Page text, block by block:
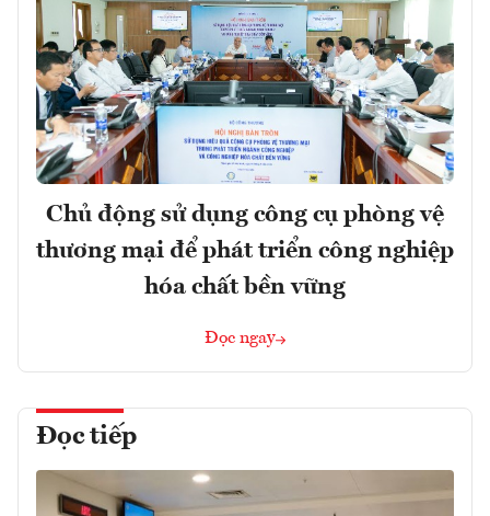
Chủ động sử dụng công cụ phòng vệ
thương mại để phát triển công nghiệp
hóa chất bền vững
Đọc ngay
Đọc tiếp